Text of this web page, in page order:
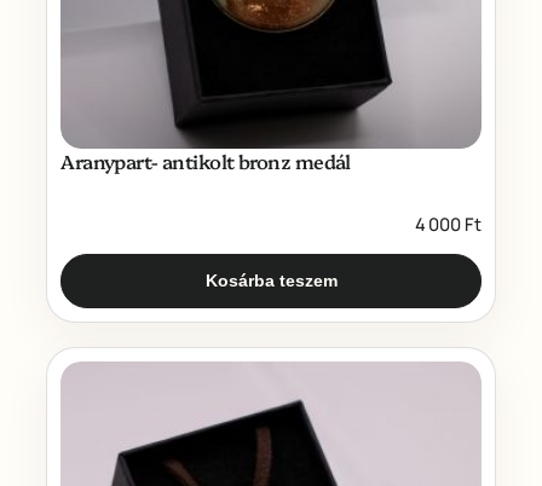
Aranypart- antikolt bronz medál
4 000 Ft
Kosárba teszem